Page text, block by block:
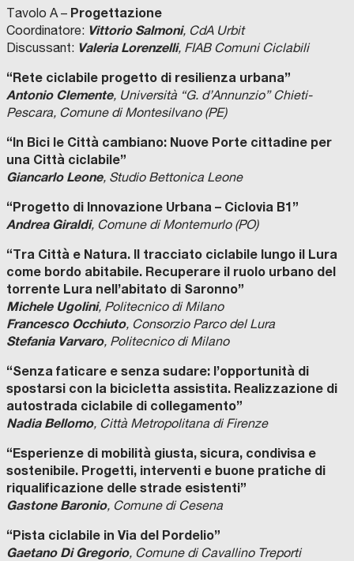
Tavolo A – Progettazione
Coordinatore: Vittorio Salmoni, CdA Urbit
Discussant: Valeria Lorenzelli, FIAB Comuni Ciclabili
“Rete ciclabile progetto di resilienza urbana”
Antonio Clemente, Università “G. d’Annunzio” Chieti-
Pescara, Comune di Montesilvano (PE)
“In Bici le Città cambiano: Nuove Porte cittadine per
una Città ciclabile”
Giancarlo Leone, Studio Bettonica Leone
“Progetto di Innovazione Urbana – Ciclovia B1”
Andrea Giraldi, Comune di Montemurlo (PO)
“Tra Città e Natura. Il tracciato ciclabile lungo il Lura
come bordo abitabile. Recuperare il ruolo urbano del
torrente Lura nell’abitato di Saronno”
Michele Ugolini, Politecnico di Milano
Francesco Occhiuto, Consorzio Parco del Lura
Stefania Varvaro, Politecnico di Milano
“Senza faticare e senza sudare: l’opportunità di
spostarsi con la bicicletta assistita. Realizzazione di
autostrada ciclabile di collegamento”
Nadia Bellomo, Città Metropolitana di Firenze
“Esperienze di mobilità giusta, sicura, condivisa e
sostenibile. Progetti, interventi e buone pratiche di
riqualificazione delle strade esistenti”
Gastone Baronio, Comune di Cesena
“Pista ciclabile in Via del Pordelio”
Gaetano Di Gregorio, Comune di Cavallino Treporti